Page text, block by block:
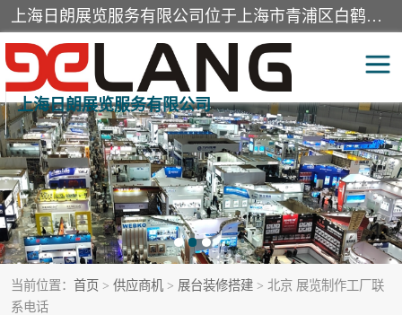
上海日朗展览服务有限公司位于上海市青浦区白鹤镇，营业范围有展览展示会务服务，室内装饰设计及施工，展示道具设计制作，舞台设计，图文设计，灯箱制作，园林绿化工程，广告装潢材料，建筑材料，办公用品，工艺礼品日用百货销售。
上海日朗展览服务有限公司
当前位置： 首页 > 供应商机 > 展台装修搭建 > 北京 展览制作工厂联
系电话
展台装修搭建 活动会议执行
展厅装修 专柜制作
展会装修设计 展会搭建
活动策划 展会服务